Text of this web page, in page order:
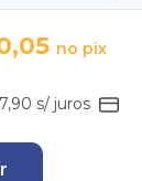
no pix
s/ juros